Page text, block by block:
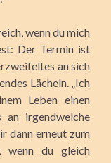
wenn du mich
Der Termin ist
an sich
Lächeln. „Ich
Leben einen
irgendwelche
dann erneut zum
wenn du gleich